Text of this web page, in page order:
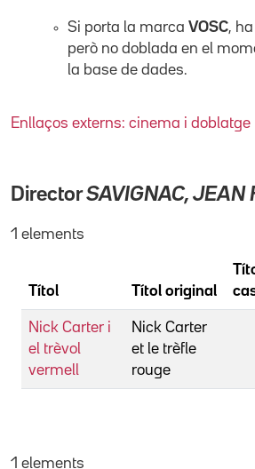
Si porta la marca VOSC,
però no doblada en el
la base de dades.
Enllaços externs: cinema i doblatge
DirectorSAVIGNAC, JEAN
1 elements
Títol Títol original
Nick Carter i
el trèvol
vermell
Nick Carter
et le trèfle
rouge
1 elements